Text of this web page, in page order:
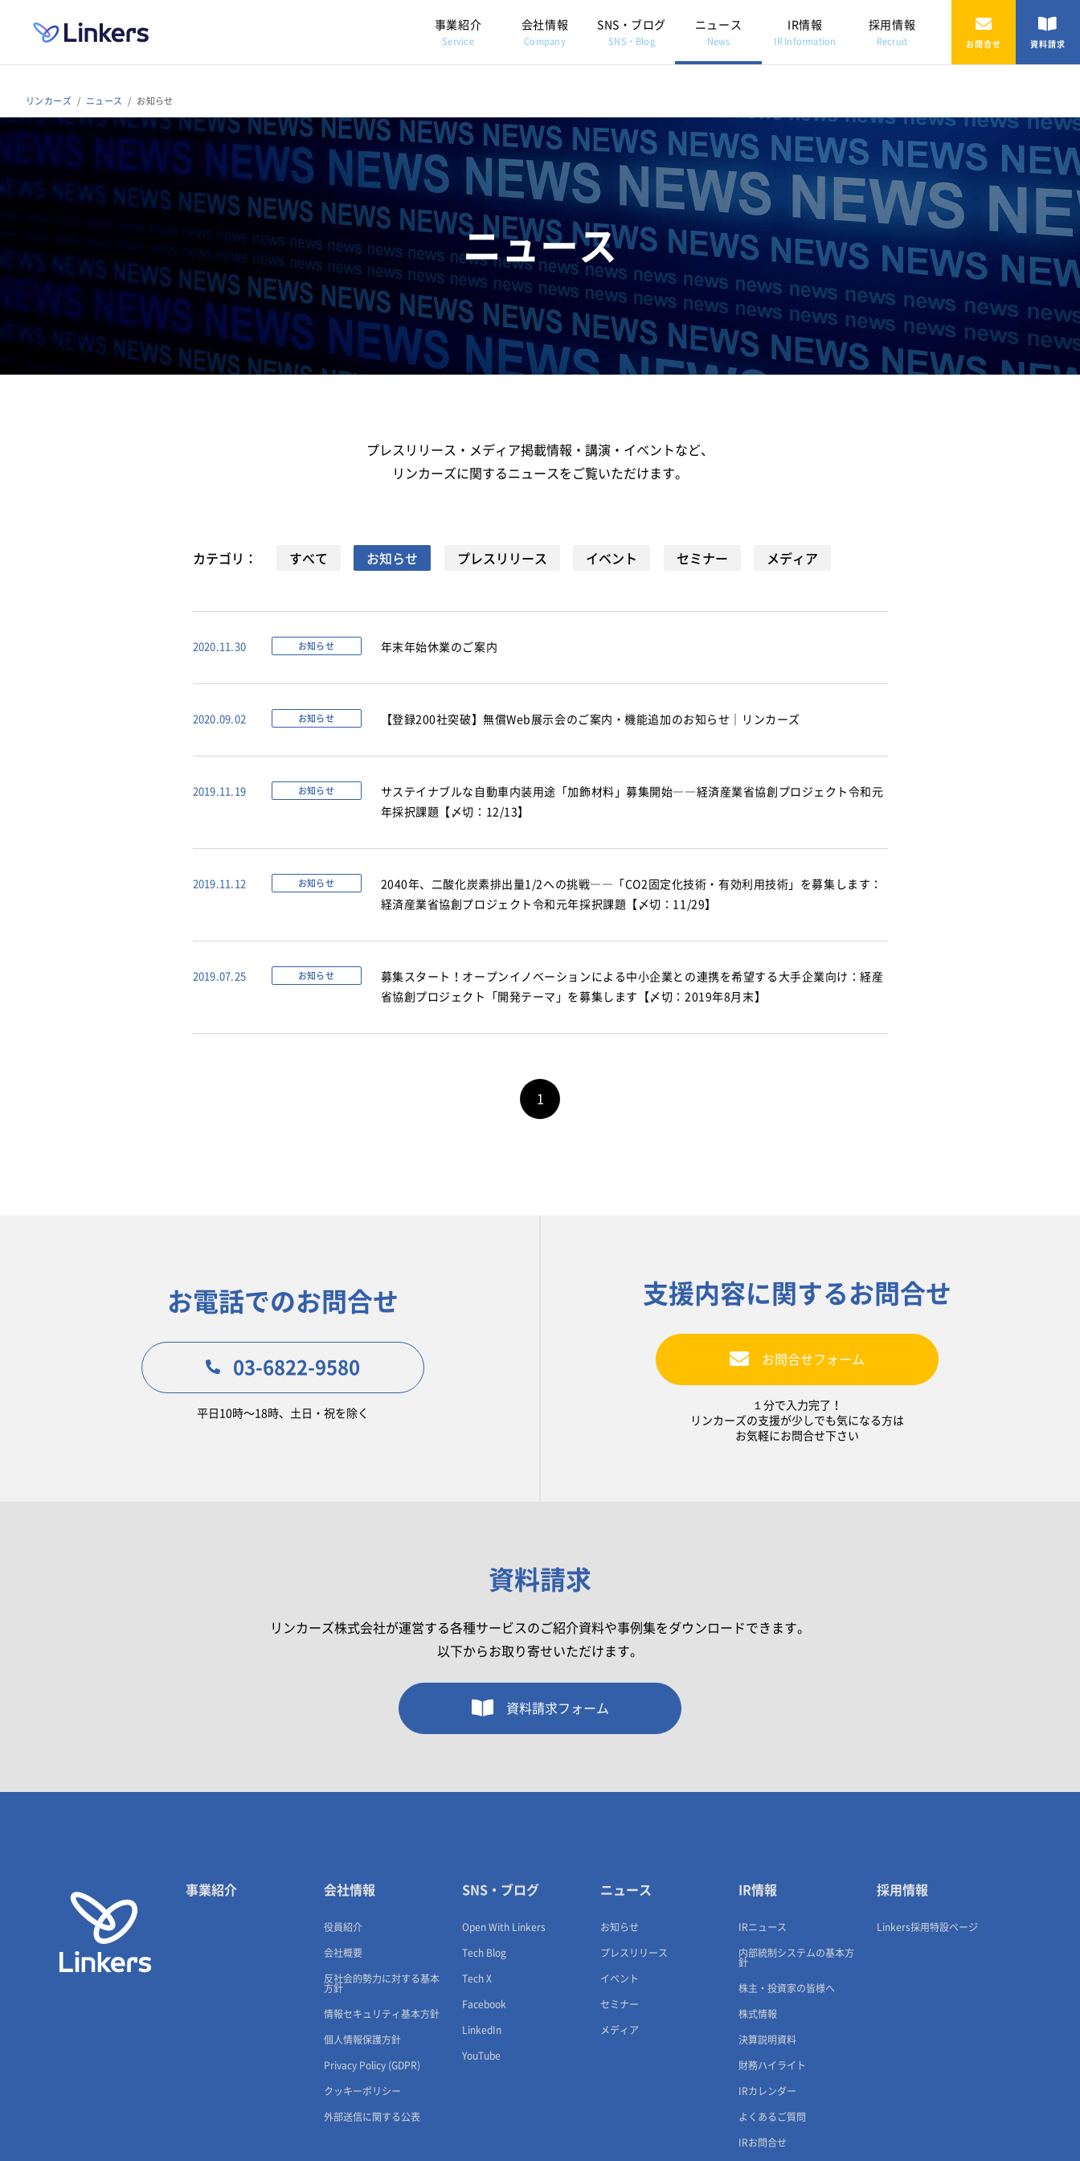
事業紹介
Service
会社情報
Company
SNS・ブログ
SNS・Blog
ニュース
News
IR情報
IR Information
採用情報
Recruit お問合せ 資料請求
リンカーズ ニュース お知らせ
ニュース
プレスリリース・メディア掲載情報・講演・イベントなど、
リンカーズに関するニュースをご覧いただけます。
カテゴリ： すべて お知らせ プレスリリース イベント セミナー メディア
2020.11.30 お知らせ 年末年始休業のご案内
2020.09.02 お知らせ 【登録200社突破】無償Web展示会のご案内・機能追加のお知らせ｜リンカーズ
2019.11.19 お知らせ
サステイナブルな自動車内装用途「加飾材料」募集開始――経済産業省協創プロジェクト令和元
年採択課題【〆切：12/13】
2019.11.12 お知らせ
2040年、二酸化炭素排出量1/2への挑戦――「CO2固定化技術・有効利用技術」を募集します：
経済産業省協創プロジェクト令和元年採択課題【〆切：11/29】
2019.07.25 お知らせ
募集スタート！オープンイノベーションによる中小企業との連携を希望する大手企業向け：経産
省協創プロジェクト「開発テーマ」を募集します【〆切：2019年8月末】
1
お電話でのお問合せ
03-6822-9580
平日10時〜18時、土日・祝を除く
支援内容に関するお問合せ
お問合せフォーム
１分で入力完了！
リンカーズの支援が少しでも気になる方は
お気軽にお問合せ下さい
資料請求
リンカーズ株式会社が運営する各種サービスのご紹介資料や事例集をダウンロードできます。
以下からお取り寄せいただけます。
資料請求フォーム
事業紹介 会社情報
役員紹介
会社概要
反社会的勢力に対する基本
方針
情報セキュリティ基本方針
個人情報保護方針
Privacy Policy (GDPR)
クッキーポリシー
外部送信に関する公表
SNS・ブログ
Open With Linkers
Tech Blog
Tech X
Facebook
LinkedIn
YouTube
ニュース
お知らせ
プレスリリース
イベント
セミナー
メディア
IR情報
IRニュース
内部統制システムの基本方
針
株主・投資家の皆様へ
株式情報
決算説明資料
財務ハイライト
IRカレンダー
よくあるご質問
IRお問合せ
採用情報
Linkers採用特設ページ